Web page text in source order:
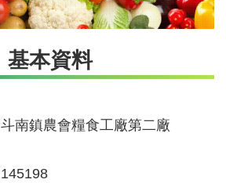
基本資料
斗南鎮農會糧食工廠第二廠
145198